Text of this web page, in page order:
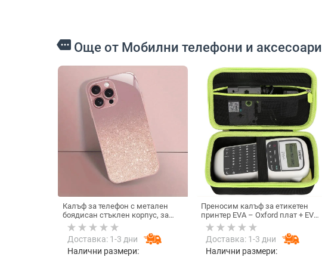
more Още от Мобилни телефони и аксесоари
Калъф за телефон с метален
боядисан стъклен корпус, за
iPhone 11–14 Pro Max,
охлаждане, модел YK263
Доставка: 1-3 дни
Налични размери:
Преносим калъф за етикетен
принтер EVA – Oxford плат + EVA,
горещо пресовано EVA и шиене,
товароподемност 10 кг
Доставка: 1-3 дни
Налични размери: